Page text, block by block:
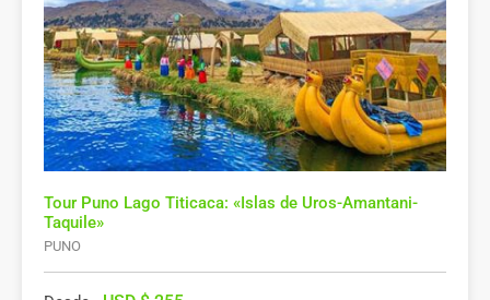
Tour Puno Lago Titicaca: «Islas de Uros-Amantani-
Taquile»
PUNO